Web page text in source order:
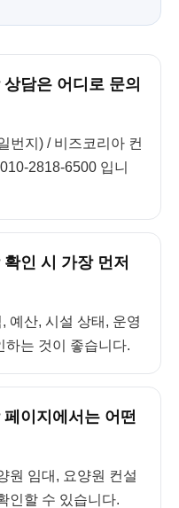
담은 어디로 문의
번지) / 비즈코리아 컨
2818-6500 입니
인 시 가장 먼저
예산, 시설 상태, 운영
하는 것이 좋습니다.
이지에서는 어떤
원 임대, 요양원 컨설
인할 수 있습니다.